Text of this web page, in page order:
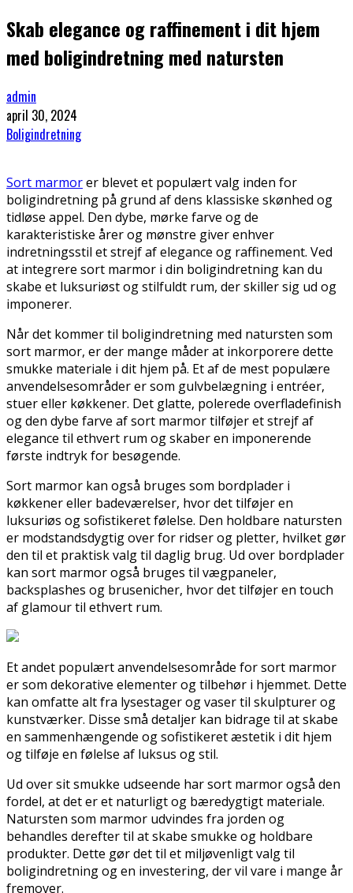
Skab elegance og raffinement i dit hjem
med boligindretning med natursten
admin
april 30, 2024
Boligindretning
Sort marmorer blevet et populært valg inden for
boligindretning på grund af dens klassiske skønhed og
tidløse appel. Den dybe, mørke farve og de
karakteristiske årer og mønstre giver enhver
indretningsstil et strejf af elegance og raffinement. Ved
at integrere sort marmor i din boligindretning kan du
skabe et luksuriøst og stilfuldt rum, der skiller sig ud og
imponerer.
Når det kommer til boligindretning med natursten som
sort marmor, er der mange måder at inkorporere dette
smukke materiale i dit hjem på. Et af de mest populære
anvendelsesområder er som gulvbelægning i entréer,
stuer eller køkkener. Det glatte, polerede overfladefinish
og den dybe farve af sort marmor tilføjer et strejf af
elegance til ethvert rum og skaber en imponerende
første indtryk for besøgende.
Sort marmor kan også bruges som bordplader i
køkkener eller badeværelser, hvor det tilføjer en
luksuriøs og sofistikeret følelse. Den holdbare natursten
er modstandsdygtig over for ridser og pletter, hvilket gør
den til et praktisk valg til daglig brug. Ud over bordplader
kan sort marmor også bruges til vægpaneler,
backsplashes og brusenicher, hvor det tilføjer en touch
af glamour til ethvert rum.
Et andet populært anvendelsesområde for sort marmor
er som dekorative elementer og tilbehør i hjemmet. Dette
kan omfatte alt fra lysestager og vaser til skulpturer og
kunstværker. Disse små detaljer kan bidrage til at skabe
en sammenhængende og sofistikeret æstetik i dit hjem
og tilføje en følelse af luksus og stil.
Ud over sit smukke udseende har sort marmor også den
fordel, at det er et naturligt og bæredygtigt materiale.
Natursten som marmor udvindes fra jorden og
behandles derefter til at skabe smukke og holdbare
produkter. Dette gør det til et miljøvenligt valg til
boligindretning og en investering, der vil vare i mange år
fremover.